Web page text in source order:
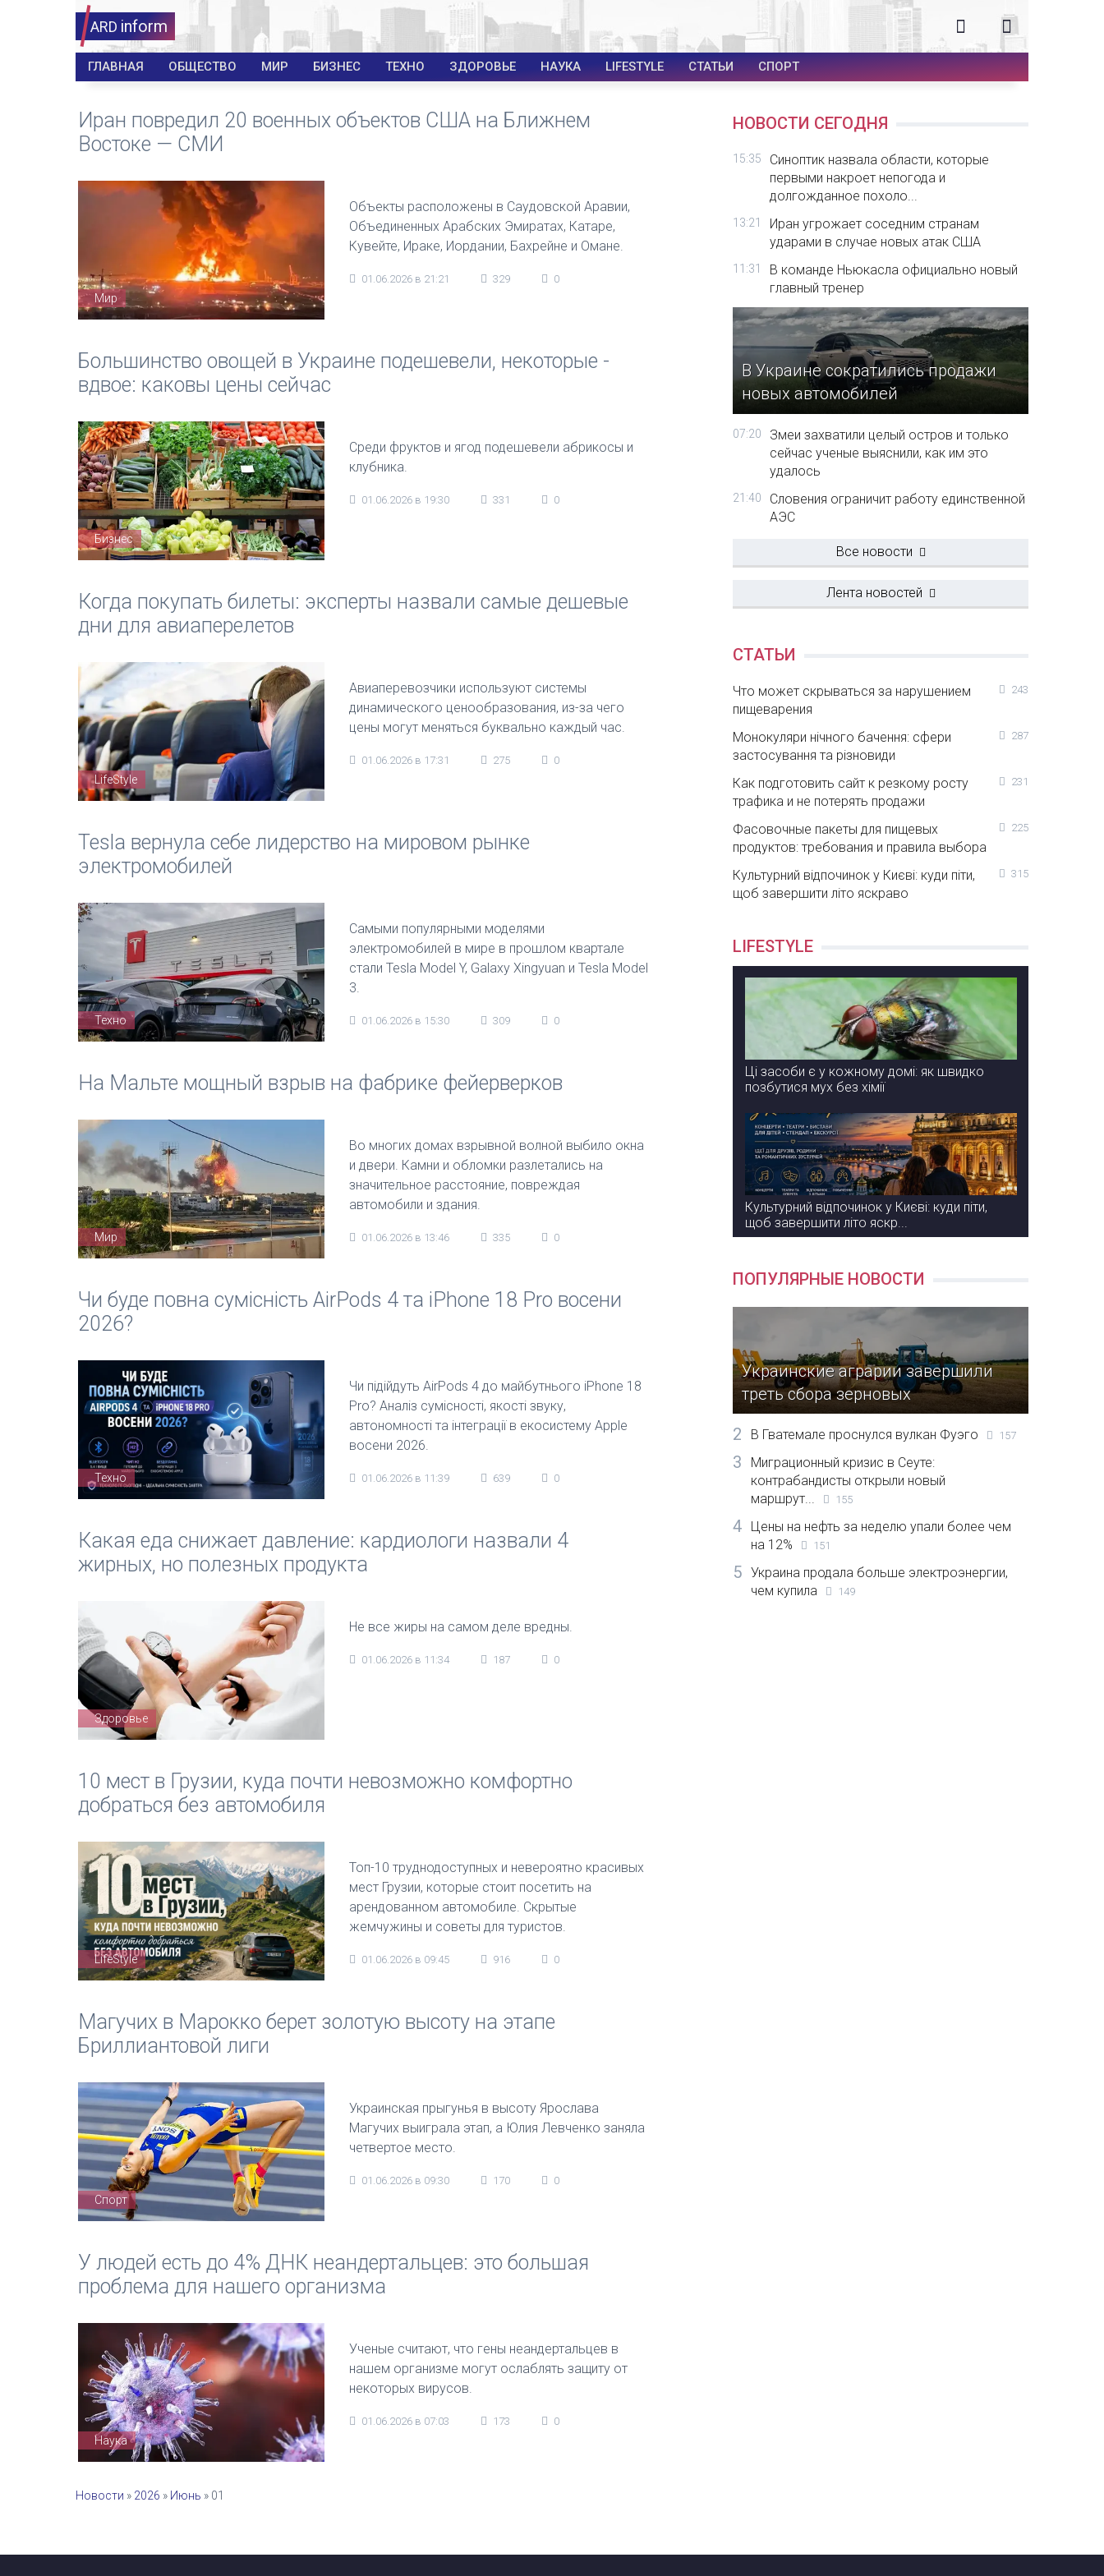
ARD inform
ГЛАВНАЯ ОБЩЕСТВО МИР БИЗНЕС ТЕХНО ЗДОРОВЬЕ НАУКА LIFESTYLE СТАТЬИ СПОРТ
Иран повредил 20 военных объектов США на Ближнем
Востоке — СМИ
Мир
Объекты расположены в Саудовской Аравии,
Объединенных Арабских Эмиратах, Катаре,
Кувейте, Ираке, Иордании, Бахрейне и Омане.
01.06.2026 в 21:21 329 0
Большинство овощей в Украине подешевели, некоторые -
вдвое: каковы цены сейчас
Бизнес
Среди фруктов и ягод подешевели абрикосы и
клубника.
01.06.2026 в 19:30 331 0
Когда покупать билеты: эксперты назвали самые дешевые
дни для авиаперелетов
LifeStyle
Авиаперевозчики используют системы
динамического ценообразования, из-за чего
цены могут меняться буквально каждый час.
01.06.2026 в 17:31 275 0
Tesla вернула себе лидерство на мировом рынке
электромобилей
Техно
Самыми популярными моделями
электромобилей в мире в прошлом квартале
стали Tesla Model Y, Galaxy Xingyuan и Tesla Model
3.
01.06.2026 в 15:30 309 0
На Мальте мощный взрыв на фабрике фейерверков
Мир
Во многих домах взрывной волной выбило окна
и двери. Камни и обломки разлетались на
значительное расстояние, повреждая
автомобили и здания.
01.06.2026 в 13:46 335 0
Чи буде повна сумісність AirPods 4 та iPhone 18 Pro восени
2026?
Техно
Чи підійдуть AirPods 4 до майбутнього iPhone 18
Pro? Аналіз сумісності, якості звуку,
автономності та інтеграції в екосистему Apple
восени 2026.
01.06.2026 в 11:39 639 0
Какая еда снижает давление: кардиологи назвали 4
жирных, но полезных продукта
Здоровье
Не все жиры на самом деле вредны.
01.06.2026 в 11:34 187 0
10 мест в Грузии, куда почти невозможно комфортно
добраться без автомобиля
LifeStyle
Топ-10 труднодоступных и невероятно красивых
мест Грузии, которые стоит посетить на
арендованном автомобиле. Скрытые
жемчужины и советы для туристов.
01.06.2026 в 09:45 916 0
Магучих в Марокко берет золотую высоту на этапе
Бриллиантовой лиги
Спорт
Украинская прыгунья в высоту Ярослава
Магучих выиграла этап, а Юлия Левченко заняла
четвертое место.
01.06.2026 в 09:30 170 0
У людей есть до 4% ДНК неандертальцев: это большая
проблема для нашего организма
Наука
Ученые считают, что гены неандертальцев в
нашем организме могут ослаблять защиту от
некоторых вирусов.
01.06.2026 в 07:03 173 0
Новости » 2026 » Июнь » 01
НОВОСТИ СЕГОДНЯ
15:35
Синоптик назвала области, которые
первыми накроет непогода и
долгожданное похоло...
13:21
Иран угрожает соседним странам
ударами в случае новых атак США
11:31
В команде Ньюкасла официально новый
главный тренер
В Украине сократились продажи
новых автомобилей
07:20
Змеи захватили целый остров и только
сейчас ученые выяснили, как им это
удалось
21:40
Словения ограничит работу единственной
АЭС
Все новости
Лента новостей
СТАТЬИ
Что может скрываться за нарушением
пищеварения
243
Монокуляри нічного бачення: сфери
застосування та різновиди
287
Как подготовить сайт к резкому росту
трафика и не потерять продажи
231
Фасовочные пакеты для пищевых
продуктов: требования и правила выбора
225
Культурний відпочинок у Києві: куди піти,
щоб завершити літо яскраво
315
LIFESTYLE
Ці засоби є у кожному домі: як швидко
позбутися мух без хімії
Культурний відпочинок у Києві: куди піти,
щоб завершити літо яскр...
ПОПУЛЯРНЫЕ НОВОСТИ
Украинские аграрии завершили
треть сбора зерновых
2 В Гватемале проснулся вулкан Фуэго 157
3
Миграционный кризис в Сеуте:
контрабандисты открыли новый
маршрут...
155
4
Цены на нефть за неделю упали более чем
на 12%
151
5
Украина продала больше электроэнергии,
чем купила
149